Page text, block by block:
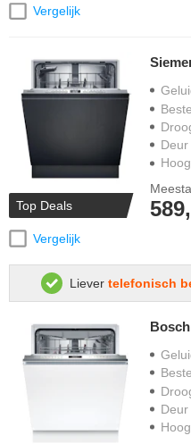
Vergelijk
Top Deals
Vergelijk
Liever telefonisch